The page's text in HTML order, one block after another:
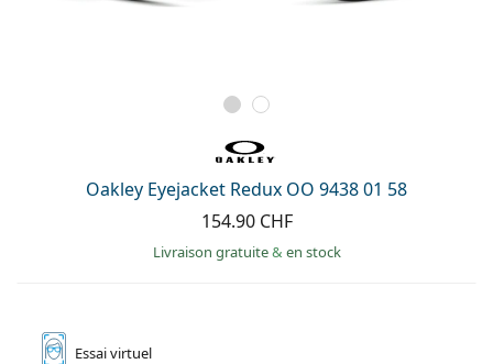
Oakley Eyejacket Redux OO 9438 01 58
154.90 CHF
Livraison gratuite& en stock
Essaivirtuel